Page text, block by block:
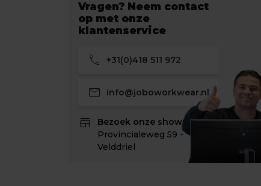
Vragen? Neem contact
op met onze
klantenservice
call +31(0)418 511 972
mail info@joboworkwear.nl
store
Bezoek onze showroom:
Provincialeweg 59 -
Velddriel